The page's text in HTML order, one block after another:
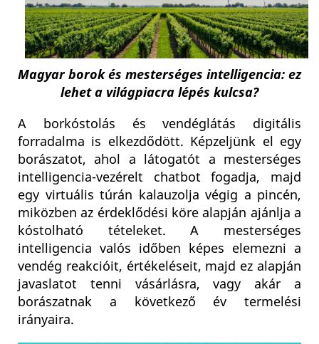
Magyar borok és mesterséges intelligencia: ez
lehet a világpiacra lépés kulcsa?
A borkóstolás és vendéglátás digitális
forradalma is elkezdődött. Képzeljünk el egy
borászatot, ahol a látogatót a mesterséges
intelligencia-vezérelt chatbot fogadja, majd
egy virtuális túrán kalauzolja végig a pincén,
miközben az érdeklődési köre alapján ajánlja a
kóstolható tételeket. A mesterséges
intelligencia valós időben képes elemezni a
vendég reakcióit, értékeléseit, majd ez alapján
javaslatot tenni vásárlásra, vagy akár a
borászatnak a következő év termelési
irányaira.